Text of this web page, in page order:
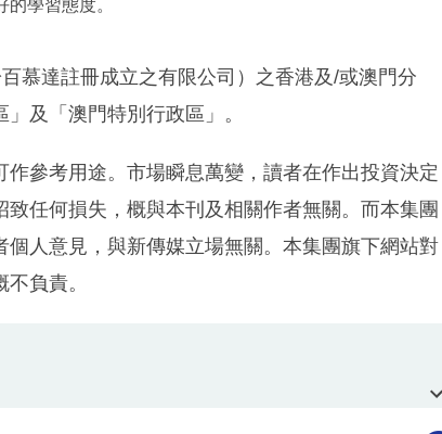
然感受到，在行業發展走得更遠。」所以他正吸
提供專業意見。上司鍾緯麟（Sam）欣賞Curtis的
處，而且他樂於不斷發問，代表他經過思考，從
腳踏實地打造事業。